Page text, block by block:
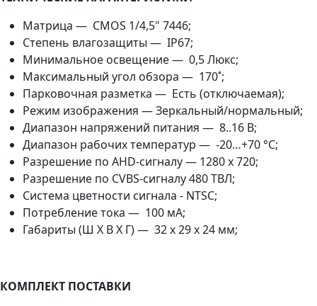
Матрица — CMOS 1/4,5" 7446;
Степень влагозащиты — IP67;
Минимальное освещение — 0,5 Люкс;
Максимальный угол обзора — 170˚;
Парковочная разметка — Есть (отключаемая);
Режим изображения — Зеркальный/нормальный;
Диапазон напряжений питания — 8..16 В;
Диапазон рабочих температур — -20…+70 °С;
Разрешение по AHD-сигналу — 1280 x 720;
Разрешение по CVBS-сигналу 480 ТВЛ;
Система цветности сигнала - NTSC;
Потребление тока — 100 мА;
Габариты (Ш X В X Г) — 32 х 29 х 24 мм;
КОМПЛЕКТ ПОСТАВКИ